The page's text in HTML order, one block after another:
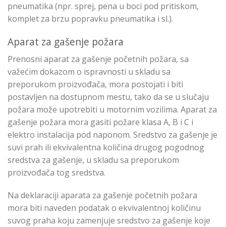
pneumatika (npr. sprej, pena u boci pod pritiskom,
komplet za brzu popravku pneumatika i sl.).
Aparat za gašenje požara
Prenosni aparat za gašenje početnih požara, sa
važećim dokazom o ispravnosti u skladu sa
preporukom proizvođača, mora postojati i biti
postavljen na dostupnom mestu, tako da se u slučaju
požara može upotrebiti u motornim vozilima. Aparat za
gašenje požara mora gasiti požare klasa A, B i C i
elektro instalacija pod naponom. Sredstvo za gašenje je
suvi prah ili ekvivalentna količina drugog pogodnog
sredstva za gašenje, u skladu sa preporukom
proizvođača tog sredstva.
Na deklaraciji aparata za gašenje početnih požara
mora biti naveden podatak o ekvivalentnoj količinu
suvog praha koju zamenjuje sredstvo za gašenje koje